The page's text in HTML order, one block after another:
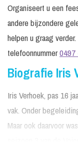
Organiseert u een
andere bijzondere
helpen u graag
telefoonnummer0497
Biografie Iris
Iris Verhoek, pas 16
vak. Onder
Maar ook daarvoor